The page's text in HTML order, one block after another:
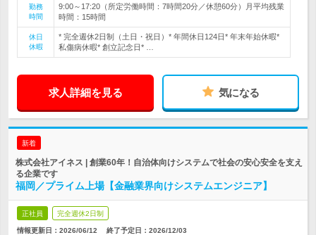
勤務
時間
9:00～17:20（所定労働時間：7時間20分／休憩60分）月平均残業
時間：15時間
休日
休暇
* 完全週休2日制（土日・祝日）* 年間休日124日* 年末年始休暇*
私傷病休暇* 創立記念日* …
求人詳細を見る 気になる
新着
株式会社アイネス | 創業60年！自治体向けシステムで社会の安心安全を支え
る企業です
福岡／プライム上場【金融業界向けシステムエンジニア】
正社員 完全週休2日制
情報更新日：2026/06/12 終了予定日： 2026/12/03